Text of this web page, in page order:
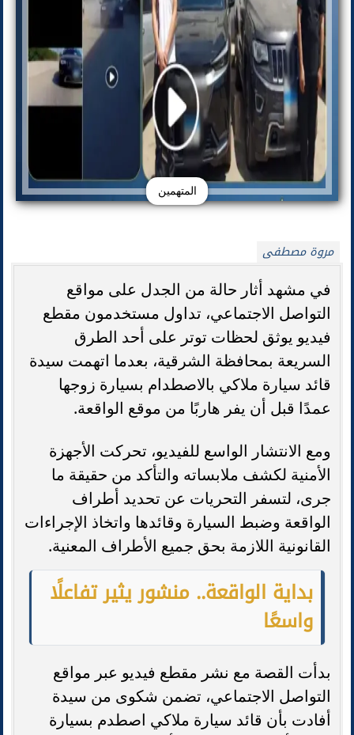
المتهمين
مروة مصطفى
في مشهد أثار حالة من الجدل على مواقع
التواصل الاجتماعي، تداول مستخدمون مقطع
فيديو يوثق لحظات توتر على أحد الطرق
السريعة بمحافظة الشرقية، بعدما اتهمت سيدة
قائد سيارة ملاكي بالاصطدام بسيارة زوجها
عمدًا قبل أن يفر هاربًا من موقع الواقعة.
ومع الانتشار الواسع للفيديو، تحركت الأجهزة
الأمنية لكشف ملابساته والتأكد من حقيقة ما
جرى، لتسفر التحريات عن تحديد أطراف
الواقعة وضبط السيارة وقائدها واتخاذ الإجراءات
القانونية اللازمة بحق جميع الأطراف المعنية.
بداية الواقعة.. منشور يثير تفاعلًا
واسعًا
بدأت القصة مع نشر مقطع فيديو عبر مواقع
التواصل الاجتماعي، تضمن شكوى من سيدة
أفادت بأن قائد سيارة ملاكي اصطدم بسيارة